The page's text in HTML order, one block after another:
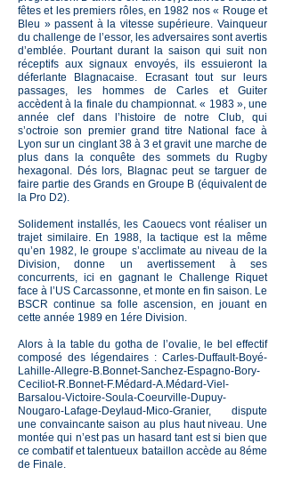
fêtes et les premiers rôles, en 1982 nos « Rouge et
Bleu » passent à la vitesse supérieure. Vainqueur
du challenge de l’essor, les adversaires sont avertis
d’emblée. Pourtant durant la saison qui suit non
réceptifs aux signaux envoyés, ils essuieront la
déferlante Blagnacaise. Ecrasant tout sur leurs
passages, les hommes de Carles et Guiter
accèdent à la finale du championnat. « 1983 », une
année clef dans l’histoire de notre Club, qui
s’octroie son premier grand titre National face à
Lyon sur un cinglant 38 à 3 et gravit une marche de
plus dans la conquête des sommets du Rugby
hexagonal. Dés lors, Blagnac peut se targuer de
faire partie des Grands en Groupe B (équivalent de
la Pro D2).
Solidement installés, les Caouecs vont réaliser un
trajet similaire. En 1988, la tactique est la même
qu’en 1982, le groupe s’acclimate au niveau de la
Division, donne un avertissement à ses
concurrents, ici en gagnant le Challenge Riquet
face à l’US Carcassonne, et monte en fin saison. Le
BSCR continue sa folle ascension, en jouant en
cette année 1989 en 1ére Division.
Alors à la table du gotha de l’ovalie, le bel effectif
composé des légendaires : Carles-Duffault-Boyé-
Lahille-Allegre-B.Bonnet-Sanchez-Espagno-Bory-
Ceciliot-R.Bonnet-F.Médard-A.Médard-Viel-
Barsalou-Victoire-Soula-Coeurville-Dupuy-
Nougaro-Lafage-Deylaud-Mico-Granier, dispute
une convaincante saison au plus haut niveau. Une
montée qui n’est pas un hasard tant est si bien que
ce combatif et talentueux bataillon accède au 8éme
de Finale.